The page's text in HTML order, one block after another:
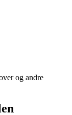
og andre